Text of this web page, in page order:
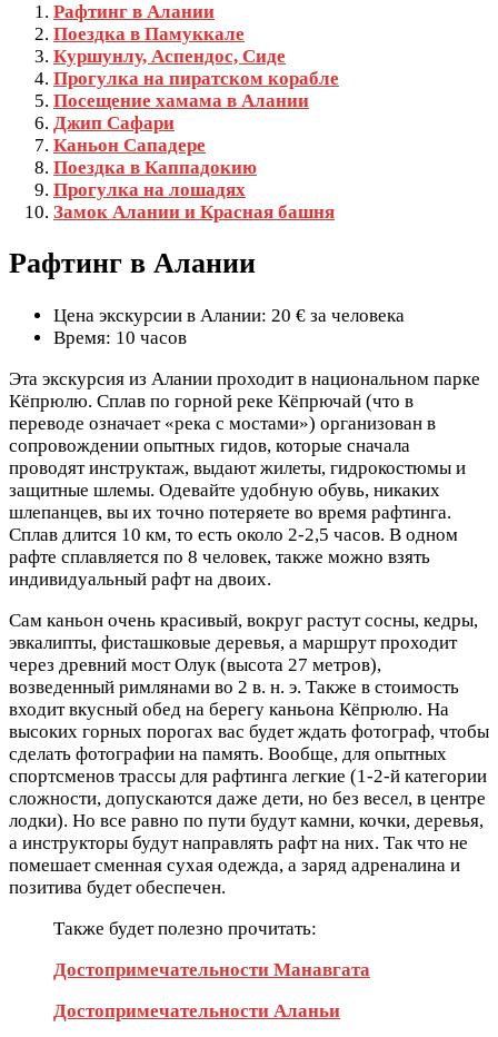
Рафтинг в Алании
Поездка в Памуккале
Куршунлу, Аспендос, Сиде
Прогулка на пиратском корабле
Посещение хамама в Алании
Джип Сафари
Каньон Сападере
Поездка в Каппадокию
Прогулка на лошадях
Замок Алании и Красная башня
Рафтинг в Алании
Цена экскурсии в Алании: 20 € за человека
Время: 10 часов
Эта экскурсия из Алании проходит в национальном парке
Кёпрюлю. Сплав по горной реке Кёпрючай (что в
переводе означает «река с мостами») организован в
сопровождении опытных гидов, которые сначала
проводят инструктаж, выдают жилеты, гидрокостюмы и
защитные шлемы. Одевайте удобную обувь, никаких
шлепанцев, вы их точно потеряете во время рафтинга.
Сплав длится 10 км, то есть около 2-2,5 часов. В одном
рафте сплавляется по 8 человек, также можно взять
индивидуальный рафт на двоих.
Сам каньон очень красивый, вокруг растут сосны, кедры,
эвкалипты, фисташковые деревья, а маршрут проходит
через древний мост Олук (высота 27 метров),
возведенный римлянами во 2 в. н. э. Также в стоимость
входит вкусный обед на берегу каньона Кёпрюлю. На
высоких горных порогах вас будет ждать фотограф, чтобы
сделать фотографии на память. Вообще, для опытных
спортсменов трассы для рафтинга легкие (1-2-й категории
сложности, допускаются даже дети, но без весел, в центре
лодки). Но все равно по пути будут камни, кочки, деревья,
а инструкторы будут направлять рафт на них. Так что не
помешает сменная сухая одежда, а заряд адреналина и
позитива будет обеспечен.
Также будет полезно прочитать:
Достопримечательности Манавгата
Достопримечательности Аланьи